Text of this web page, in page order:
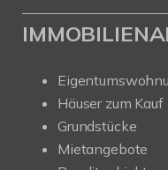
Häuser zum Kauf
Grundstücke
Mietangebote